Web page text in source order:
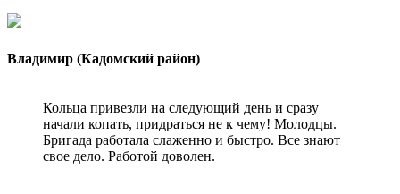
Владимир (Кадомский район)
Кольца привезли на следующий день и сразу
начали копать, придраться не к чему! Молодцы.
Бригада работала слаженно и быстро. Все знают
свое дело. Работой доволен.